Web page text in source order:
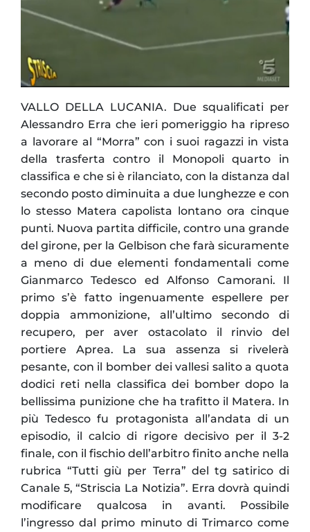
VALLO DELLA LUCANIA. Due squalificati per
Alessandro Erra che ieri pomeriggio ha ripreso
a lavorare al “Morra” con i suoi ragazzi in vista
della trasferta contro il Monopoli quarto in
classifica e che si è rilanciato, con la distanza dal
secondo posto diminuita a due lunghezze e con
lo stesso Matera capolista lontano ora cinque
punti. Nuova partita difficile, contro una grande
del girone, per la Gelbison che farà sicuramente
a meno di due elementi fondamentali come
Gianmarco Tedesco ed Alfonso Camorani. Il
primo s’è fatto ingenuamente espellere per
doppia ammonizione, all’ultimo secondo di
recupero, per aver ostacolato il rinvio del
portiere Aprea. La sua assenza si rivelerà
pesante, con il bomber dei vallesi salito a quota
dodici reti nella classifica dei bomber dopo la
bellissima punizione che ha trafitto il Matera. In
più Tedesco fu protagonista all’andata di un
episodio, il calcio di rigore decisivo per il 3-2
finale, con il fischio dell’arbitro finito anche nella
rubrica “Tutti giù per Terra” del tg satirico di
Canale 5, “Striscia La Notizia”. Erra dovrà quindi
modificare qualcosa in avanti. Possibile
l’ingresso dal primo minuto di Trimarco come